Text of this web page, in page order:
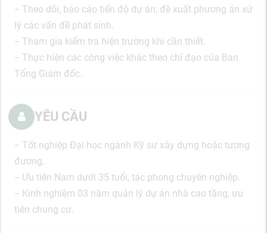
− Theo dõi, báo cáo tiến độ dự án; đề xuất phương án xử
lý các vấn đề phát sinh.
− Tham gia kiểm tra hiện trường khi cần thiết.
− Thực hiện các công việc khác theo chỉ đạo của Ban
Tổng Giám đốc.
YÊU CẦU
− Tốt nghiệp Đại học ngành Kỹ sư xây dựng hoặc tương
đương.
− Ưu tiên Nam dưới 35 tuổi, tác phong chuyên nghiệp.
− Kinh nghiệm 03 năm quản lý dự án nhà cao tầng, ưu
tiên chung cư.